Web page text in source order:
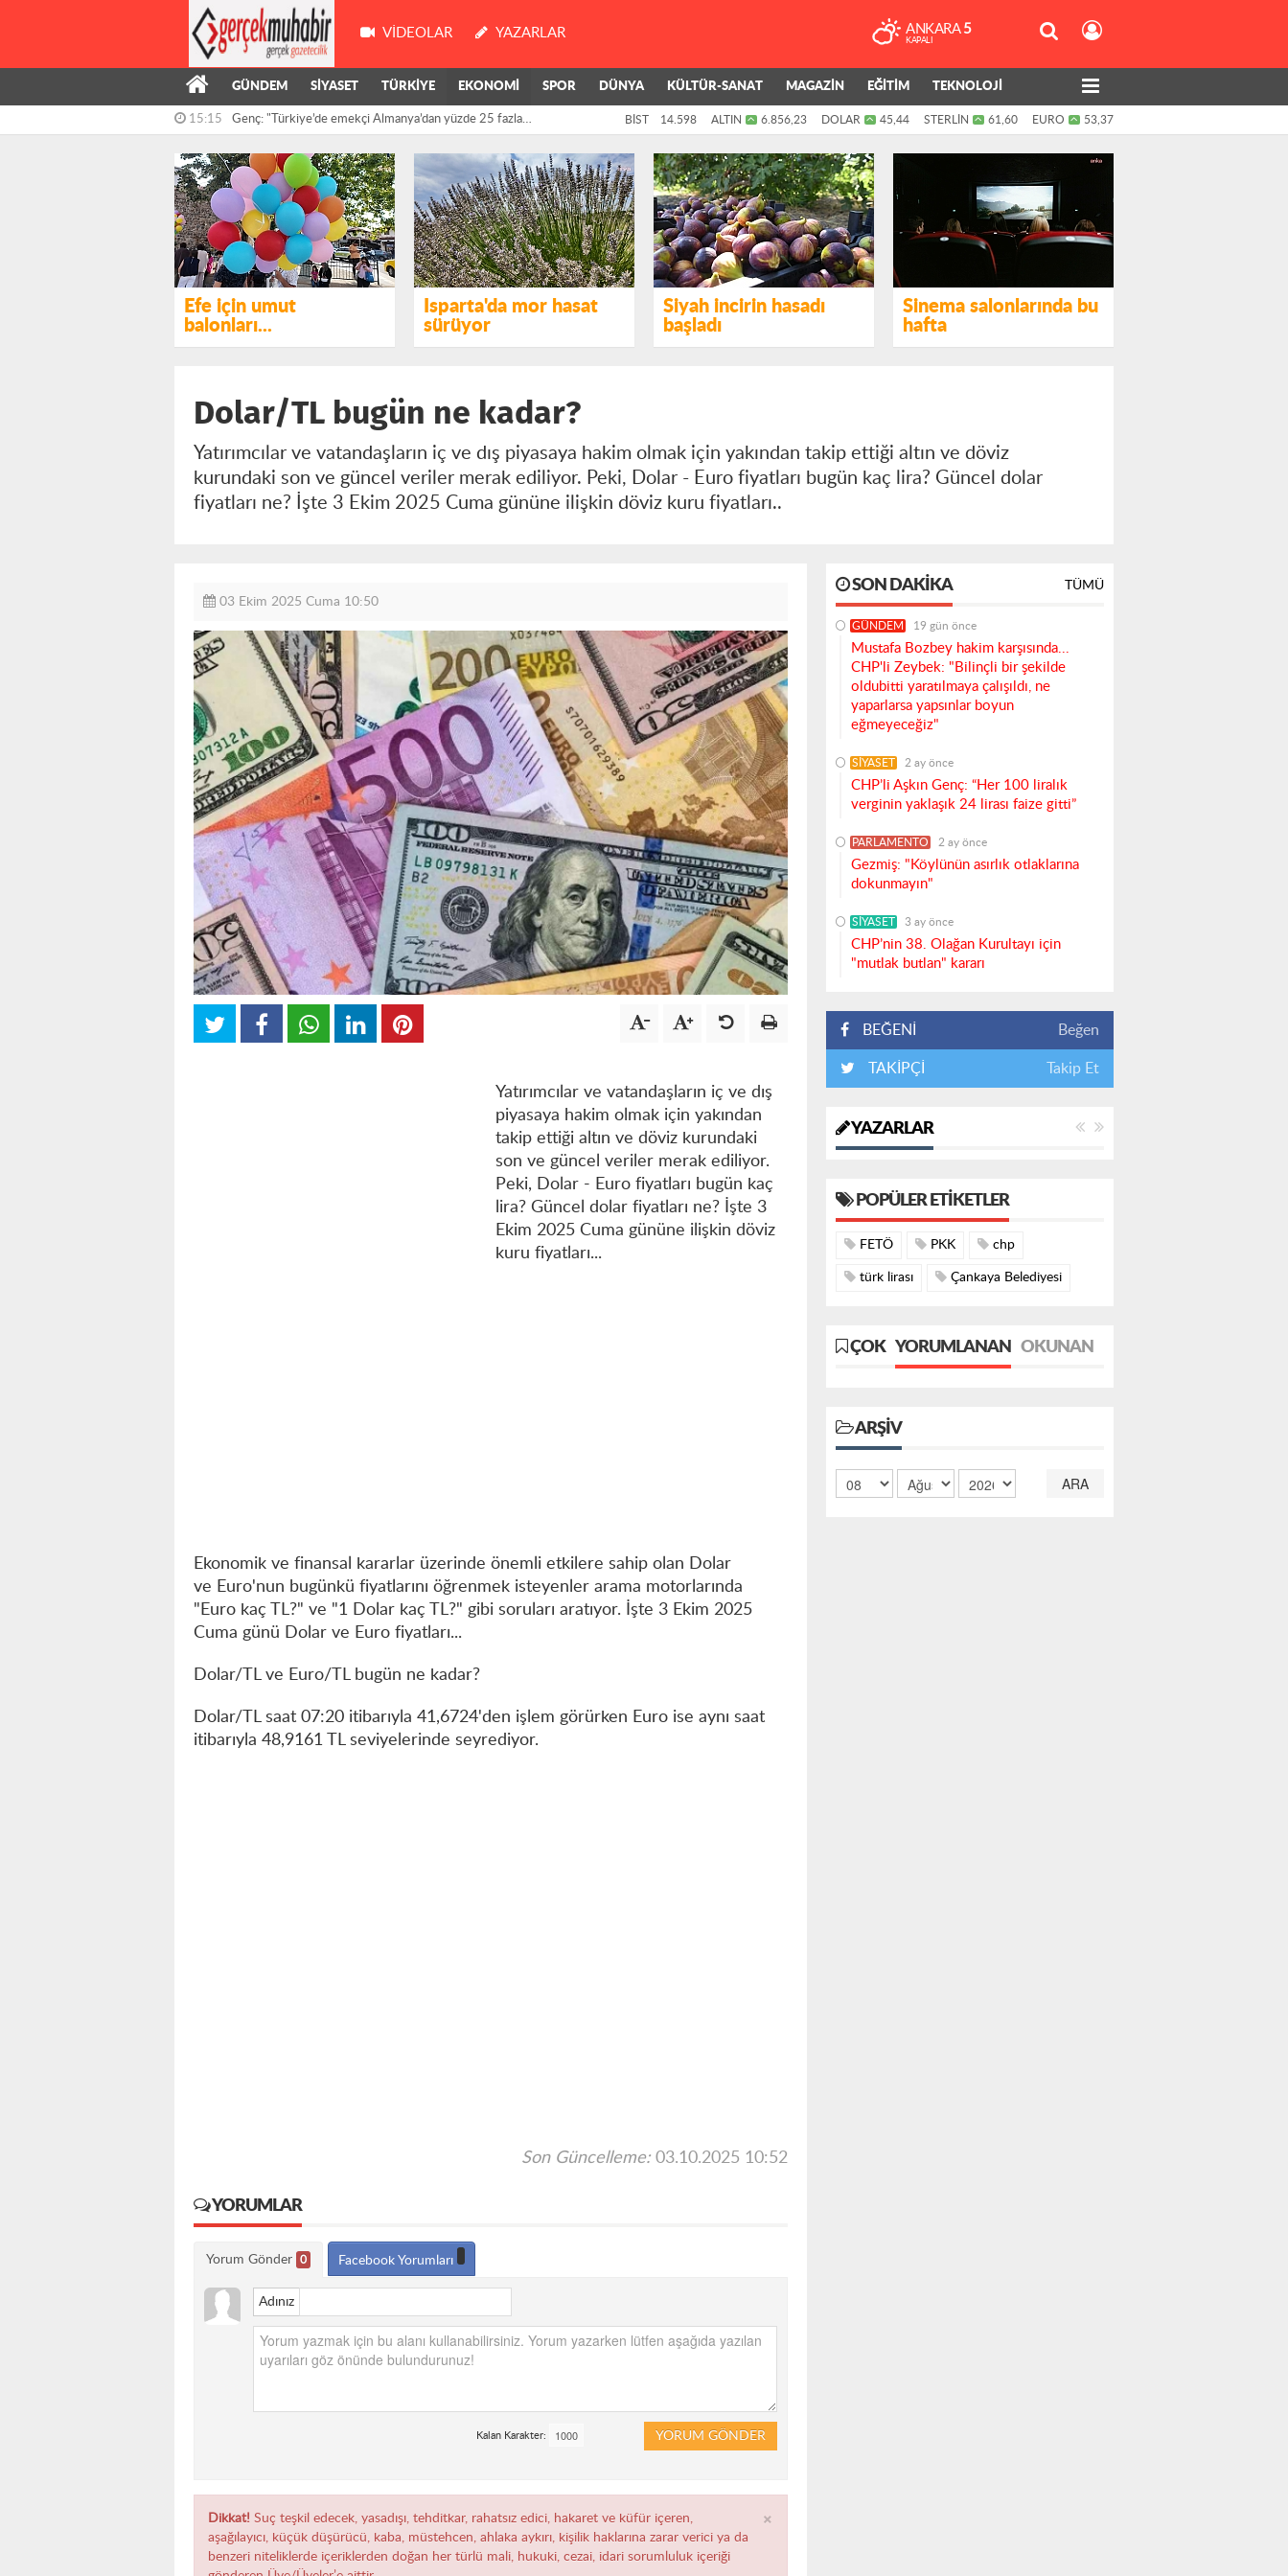
VIDEOLAR YAZARLAR ANKARA 5
KAPALI
GÜNDEM SİYASET TÜRKİYE EKONOMİ SPOR DÜNYA KÜLTÜR-SANAT MAGAZİN EĞİTİM TEKNOLOJİ
15:15 Genç: "Türkiye’de emekçi Almanya’dan yüzde 25 fazla
14:55 Kış’ın önergesi, AKP ve MHP milletvekillerinin oylarıyla
reddedildi
BİST 14.598 ALTIN 6.856,23 DOLAR 45,44 STERLİN 61,60 EURO 53,37
Efe için umut
balonları...
Isparta'da mor hasat
sürüyor
Siyah incirin hasadı
başladı
Sinema salonlarında bu
hafta
Dolar/TL bugün ne kadar?
Yatırımcılar ve vatandaşların iç ve dış piyasaya hakim olmak için yakından takip ettiği altın ve döviz
kurundaki son ve güncel veriler merak ediliyor. Peki, Dolar - Euro fiyatları bugün kaç lira? Güncel dolar
fiyatları ne? İşte 3 Ekim 2025 Cuma gününe ilişkin döviz kuru fiyatları..
03 Ekim 2025 Cuma 10:50
Yatırımcılar ve vatandaşların iç ve dış
piyasaya hakim olmak için yakından
takip ettiği altın ve döviz kurundaki
son ve güncel veriler merak ediliyor.
Peki, Dolar - Euro fiyatları bugün kaç
lira? Güncel dolar fiyatları ne? İşte 3
Ekim 2025 Cuma gününe ilişkin döviz
kuru fiyatları...
Ekonomik ve finansal kararlar üzerinde önemli etkilere sahip olan Dolar
ve Euro'nun bugünkü fiyatlarını öğrenmek isteyenler arama motorlarında
"Euro kaç TL?" ve "1 Dolar kaç TL?" gibi soruları aratıyor. İşte 3 Ekim 2025
Cuma günü Dolar ve Euro fiyatları...
Dolar/TL ve Euro/TL bugün ne kadar?
Dolar/TL saat 07:20 itibarıyla 41,6724'den işlem görürken Euro ise aynı saat
itibarıyla 48,9161 TL seviyelerinde seyrediyor.
Son Güncelleme: 03.10.2025 10:52
YORUMLAR
Yorum Gönder 0 Facebook Yorumları
Adınız
YORUM GÖNDER
Kalan Karakter:
×
Dikkat! Suç teşkil edecek, yasadışı, tehditkar, rahatsız edici, hakaret ve küfür içeren,
aşağılayıcı, küçük düşürücü, kaba, müstehcen, ahlaka aykırı, kişilik haklarına zarar verici ya da
benzeri niteliklerde içeriklerden doğan her türlü mali, hukuki, cezai, idari sorumluluk içeriği
SON DAKIKA TÜMÜ
GÜNDEM 19 gün önce
Mustafa Bozbey hakim karşısında...
CHP'li Zeybek: "Bilinçli bir şekilde
oldubitti yaratılmaya çalışıldı, ne
yaparlarsa yapsınlar boyun
eğmeyeceğiz"
SİYASET 2 ay önce
CHP’li Aşkın Genç: “Her 100 liralık
verginin yaklaşık 24 lirası faize gitti”
PARLAMENTO 2 ay önce
Gezmiş: "Köylünün asırlık otlaklarına
dokunmayın"
SİYASET 3 ay önce
CHP’nin 38. Olağan Kurultayı için
"mutlak butlan" kararı
BEĞENİ Beğen
TAKİPÇİ Takip Et
YAZARLAR
POPÜLER ETIKETLER
FETÖ PKK chp
türk lirası Çankaya Belediyesi
ÇOK YORUMLANAN OKUNAN
ARŞIV
ARA